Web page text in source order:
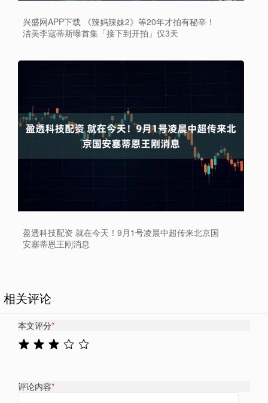
兴盛网APP下载 《辣妈辣妹2》等20年才拍有秘辛！
洁美李寇蒂斯曝首集「接下到开拍」仅3天
盈透科技配资 就在今天！9月1号凌晨中超传来北京国
安塞蒂恩王刚消息
相关评论
本文评分*
评论内容*